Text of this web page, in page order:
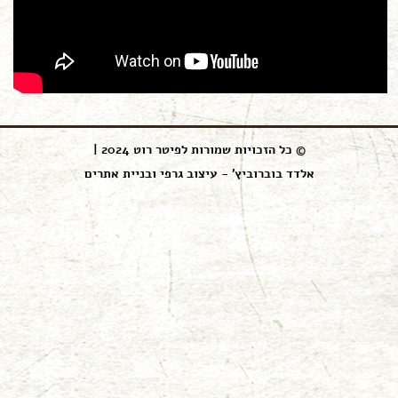
© כל הזכויות שמורות לפיטר רוט 2024 |
אלדד בוברוביץ' - עיצוב גרפי ובניית אתרים